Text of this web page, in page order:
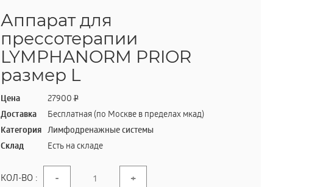
Аппарат для
прессотерапии
LYMPHANORM PRIOR
размер L
Цена 27900P
Доставка Бесплатная (по Москве в пределах мкад)
Категория Лимфодренажные системы
Склад Есть на складе
КОЛ-ВО : - +